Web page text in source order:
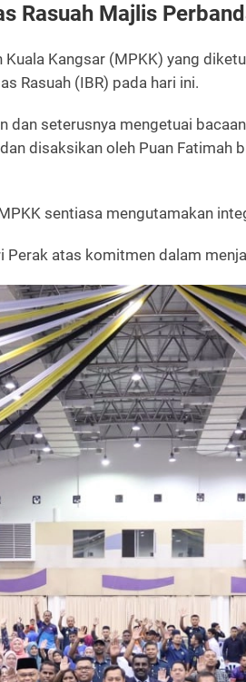
Rasuah Majlis
Kangsar (MPKK) yang
Rasuah (IBR) pada hari ini.
seterusnya mengetuai
disaksikan oleh Puan Fatimah
sentiasa mengutamakan
atas komitmen dalam